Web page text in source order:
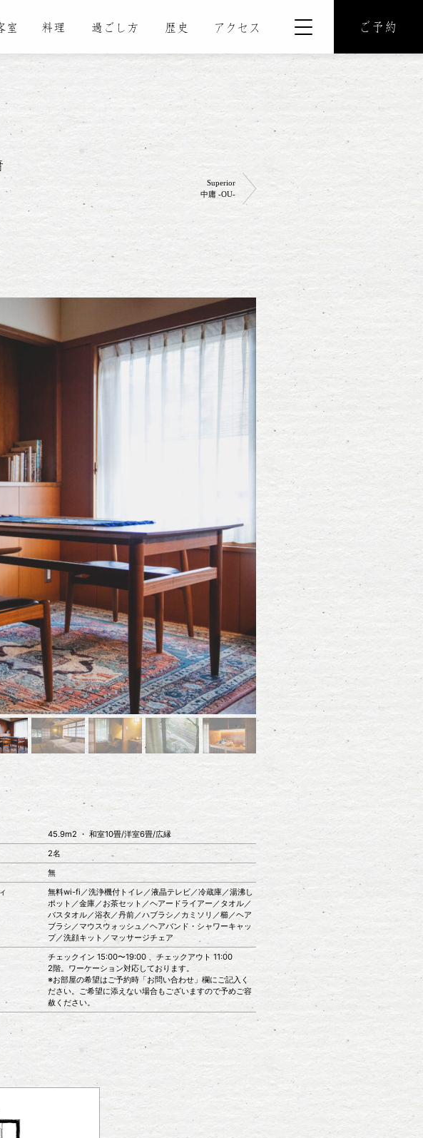
Superior
中庸 -OU-
45.9m2 ・ 和室10畳/洋室6畳/広縁
2名
無
無料wi-fi／洗浄機付トイレ／液晶テレビ／冷蔵庫／湯沸し
ポット／金庫／お茶セット／ヘアードライアー／タオル／
バスタオル／浴衣／丹前／ハブラシ／カミソリ／櫛／ヘア
ブラシ／マウスウォッシュ／ヘアバンド・シャワーキャッ
プ／洗顔キット／マッサージチェア
チェックイン 15:00〜19:00 、チェックアウト 11:00
2階。ワーケーション対応しております。
※お部屋の希望はご予約時「お問い合わせ」欄にご記入く
ださい。ご希望に添えない場合もございますので予めご容
赦ください。